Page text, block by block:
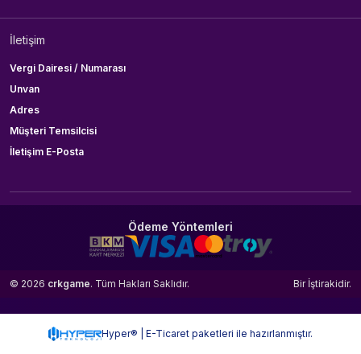
İletişim
Vergi Dairesi / Numarası
Unvan
Adres
Müşteri Temsilcisi
İletişim E-Posta
Ödeme Yöntemleri
© 2026 crkgame. Tüm Hakları Saklıdır. Bir İştirakidir.
Hyper® | E-Ticaret paketleri ile hazırlanmıştır.